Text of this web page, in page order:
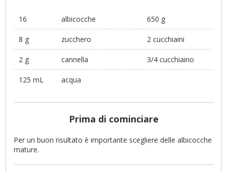
16 albicocche 650 g
8 g zucchero 2 cucchiaini
2 g cannella 3/4 cucchiaino
125 mL acqua
Prima di cominciare
Per un buon risultato è importante scegliere delle albicocche
mature.